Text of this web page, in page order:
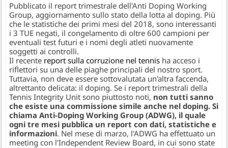
Pubblicato il report trimestrale dell'Anti Doping Working
Group, aggiornamento sullo stato della lotta al doping. Più
che le statistiche dei primi mesi del 2018, sono interessanti
i 3 TUE negati, il congelamento di oltre 600 campioni per
eventuali test futuri e i nomi degli atleti nuovamente
soggetti ai controlli.
Il recente report sulla corruzione nel tennis ha acceso i
riflettori su una delle piaghe principali del nostro sport.
Tuttavia, non deve essere sottovalutata un'altra faccenda,
altrettanto delicata: il doping. Se i report trimestrali della
Tennis Integrity Unit sono piuttosto noti, non tutti sanno
che esiste una commissione simile anche nel doping. Si
chiama Anti-Doping Working Group (ADWG), il quale
ogni tre mesi pubblica un report con dati, statistiche e
informazioni. Nel mese di marzo, l'ADWG ha effettuato un
meeting con l'Independent Review Board, in cui sono state